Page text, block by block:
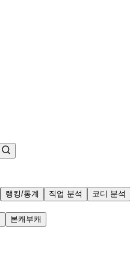
랭킹/통계 직업 분석 코디 분석
본캐부캐